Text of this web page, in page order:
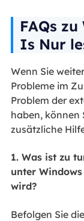
FAQs
Is Nur
Wenn Sie
Probleme im
Problem der
haben, können
zusätzliche
1. Was ist zu
unter
wird?
Befolgen Sie